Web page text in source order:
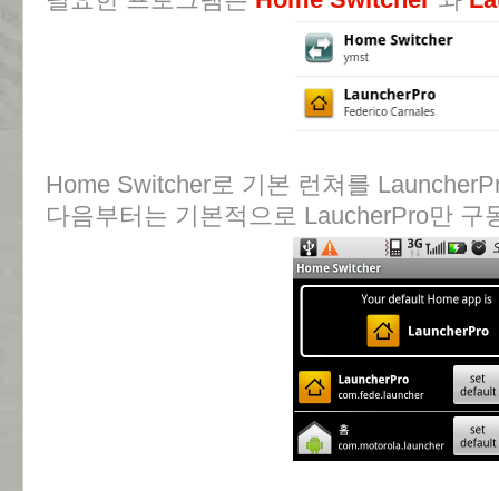
Home Switcher로 기본 런쳐를
다음부터는 기본적으로 LaucherPro만 구